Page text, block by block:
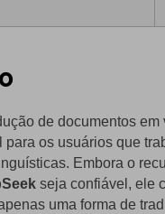
de documentos em
para os usuários que
Embora o
seja confiável, ele
uma forma de